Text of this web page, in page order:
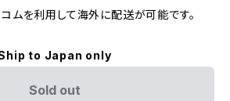
ムを利用して海外に配送が可能です。
to Japan only
Sold out